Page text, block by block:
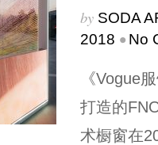
by SODA
2018 • No
《Vogue
打造的
术橱窗在